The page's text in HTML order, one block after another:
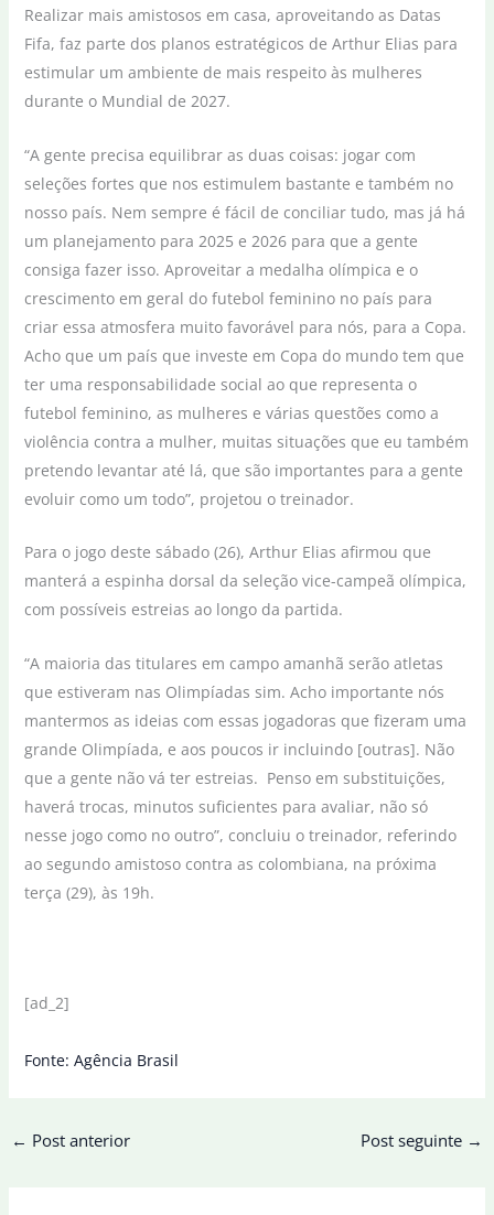
Realizar mais amistosos em casa, aproveitando as Datas
Fifa, faz parte dos planos estratégicos de Arthur Elias para
estimular um ambiente de mais respeito às mulheres
durante o Mundial de 2027.
“A gente precisa equilibrar as duas coisas: jogar com
seleções fortes que nos estimulem bastante e também no
nosso país. Nem sempre é fácil de conciliar tudo, mas já há
um planejamento para 2025 e 2026 para que a gente
consiga fazer isso. Aproveitar a medalha olímpica e o
crescimento em geral do futebol feminino no país para
criar essa atmosfera muito favorável para nós, para a Copa.
Acho que um país que investe em Copa do mundo tem que
ter uma responsabilidade social ao que representa o
futebol feminino, as mulheres e várias questões como a
violência contra a mulher, muitas situações que eu também
pretendo levantar até lá, que são importantes para a gente
evoluir como um todo”, projetou o treinador.
Para o jogo deste sábado (26), Arthur Elias afirmou que
manterá a espinha dorsal da seleção vice-campeã olímpica,
com possíveis estreias ao longo da partida.
“A maioria das titulares em campo amanhã serão atletas
que estiveram nas Olimpíadas sim. Acho importante nós
mantermos as ideias com essas jogadoras que fizeram uma
grande Olimpíada, e aos poucos ir incluindo [outras]. Não
que a gente não vá ter estreias. Penso em substituições,
haverá trocas, minutos suficientes para avaliar, não só
nesse jogo como no outro”, concluiu o treinador, referindo
ao segundo amistoso contra as colombiana, na próxima
terça (29), às 19h.
[ad_2]
Fonte: Agência Brasil
← Post anterior Post seguinte →